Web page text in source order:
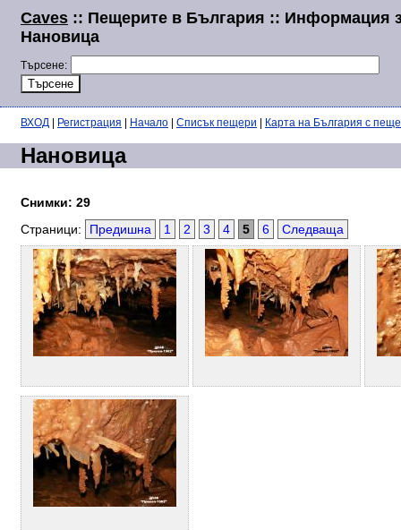
Caves :: Пещерите в България :: Информация
Нановица
Търсене:
ВХОД Регистрация Начало Списък пещери Карта на България с
Нановица
Снимки: 29
Страници:
Предишна 1 2 3 4 5 6 Следваща